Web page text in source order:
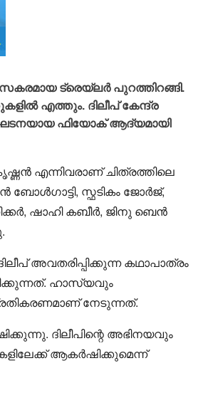
ട്രെയ്‌ലർ പുറത്തിറങ്ങി.
എത്തും. ദിലീപ് കേന്ദ്ര
ഫിയോക് ആദ്യമായി
എന്നിവരാണ് ചിത്രത്തിലെ
സ്ഫടികം ജോർജ്,
ഷാഹി കബീർ, ജിനു ബെൻ
അവതരിപ്പിക്കുന്ന കഥാപാത്രം
ഹാസ്യവും
നേടുന്നത്.
ദിലീപിന്റെ അഭിനയവും
ആകർഷിക്കുമെന്ന്